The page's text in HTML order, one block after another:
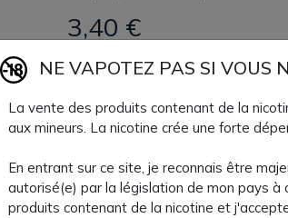
3,40 €
Quantité
NE VAPOTEZ PAS SI VOUS
La vente des produits contenant de la
aux mineurs. La nicotine crée une forte
En entrant sur ce site, je reconnais être
autorisé(e) par la législation de mon pays à
produits contenant de la nicotine et